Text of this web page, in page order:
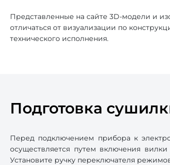
Представленные на сайте 3D-модели и
отличаться от визуализации по
технического исполнения.
Подготовка
Перед подключением прибора к
осуществляется путем включения
Установите ручку переключателя